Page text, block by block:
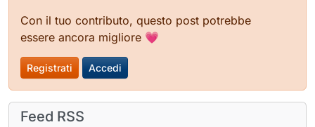
Con il tuo contributo, questo post potrebbe
essere ancora migliore 💗
Registrati Accedi
Feed RSS